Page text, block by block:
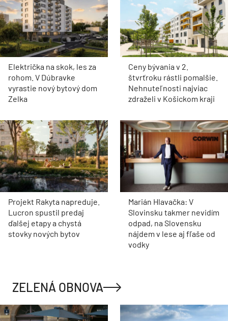
Električka na skok, les za
rohom. V Dúbravke
vyrastie nový bytový dom
Zelka
Ceny bývania v 2.
štvrťroku rástli pomalšie.
Nehnuteľnosti najviac
zdraželi v Košickom kraji
Projekt Rakyta napreduje.
Lucron spustil predaj
ďalšej etapy a chystá
stovky nových bytov
Marián Hlavačka: V
Slovinsku takmer nevidím
odpad, na Slovensku
nájdem v lese aj fľaše od
vodky
ZELENÁ OBNOVA